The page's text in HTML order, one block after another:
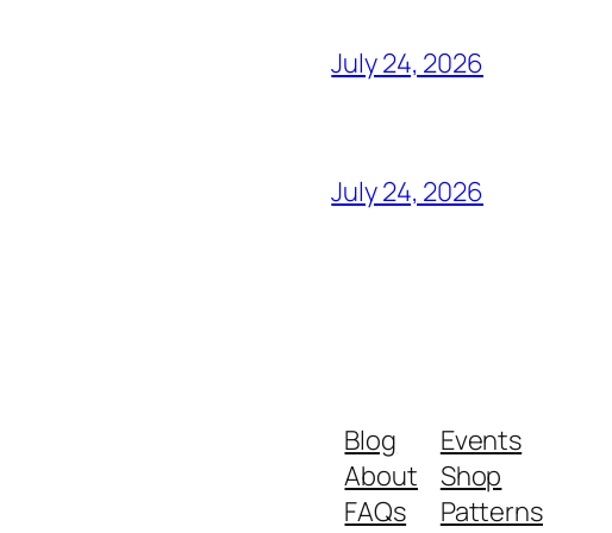
July 24, 2026
July 24, 2026
Blog
About
FAQs
Events
Shop
Patterns